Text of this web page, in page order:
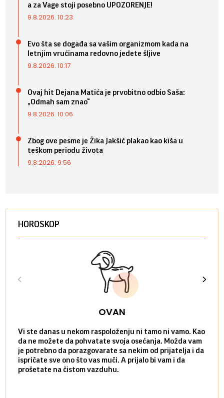
a za Vage stoji posebno UPOZORENJE!
9.8.2026. 10:23
Evo šta se događa sa vašim organizmom kada na
letnjim vrućinama redovno jedete šljive
9.8.2026. 10:17
Ovaj hit Dejana Matića je prvobitno odbio Saša:
„Odmah sam znao“
9.8.2026. 10:06
Zbog ove pesme je Žika Jakšić plakao kao kiša u
teškom periodu života
9.8.2026. 9:56
HOROSKOP
OVAN
Vi ste danas u nekom raspoloženju ni tamo ni vamo. Kao
da ne možete da pohvatate svoja osećanja. Možda vam
je potrebno da porazgovarate sa nekim od prijatelja i da
ispričate sve ono što vas muči. A prijalo bi vam i da
prošetate na čistom vazduhu.